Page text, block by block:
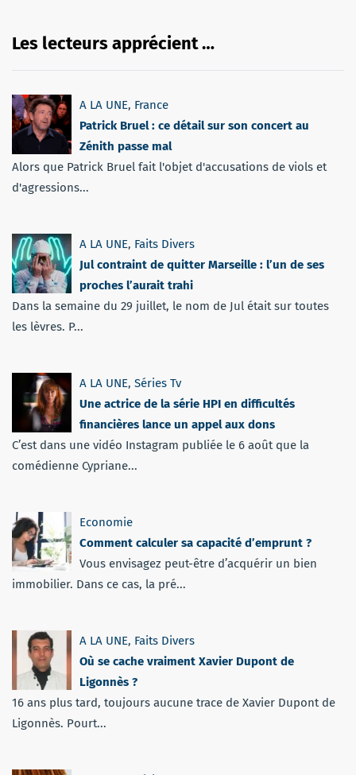
Les lecteurs apprécient …
A LA UNE, France
Patrick Bruel : ce détail sur son concert au
Zénith passe mal
Alors que Patrick Bruel fait l'objet d'accusations de viols et
d'agressions...
A LA UNE, Faits Divers
Jul contraint de quitter Marseille : l’un de ses
proches l’aurait trahi
Dans la semaine du 29 juillet, le nom de Jul était sur toutes
les lèvres. P...
A LA UNE, Séries Tv
Une actrice de la série HPI en difficultés
financières lance un appel aux dons
C’est dans une vidéo Instagram publiée le 6 août que la
comédienne Cypriane...
Economie
Comment calculer sa capacité d’emprunt ?
Vous envisagez peut-être d’acquérir un bien
immobilier. Dans ce cas, la pré...
A LA UNE, Faits Divers
Où se cache vraiment Xavier Dupont de
Ligonnès ?
16 ans plus tard, toujours aucune trace de Xavier Dupont de
Ligonnès. Pourt...